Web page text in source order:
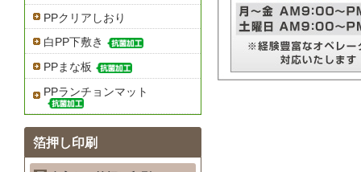
PPクリアしおり
白PP下敷き
PPまな板
PPランチョンマット
箔押し印刷